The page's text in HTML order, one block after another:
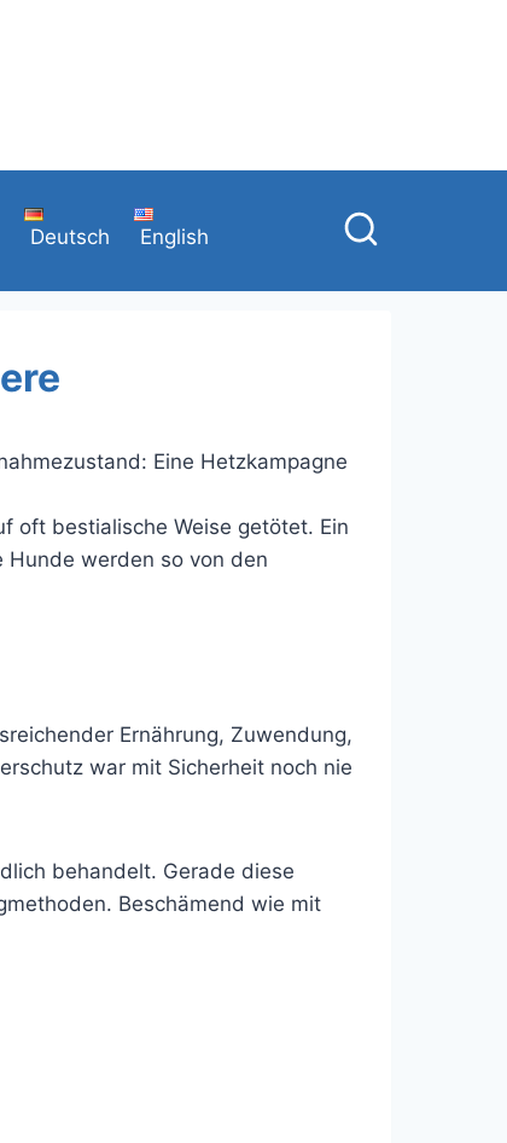
Deutsch English
Eine Hetzkampagne
oft bestialische Weise getötet. Ein
Hunde werden so von den
Ernährung, Zuwendung,
war mit Sicherheit noch nie
behandelt. Gerade diese
Beschämend wie mit